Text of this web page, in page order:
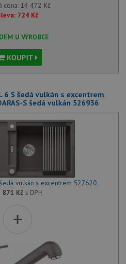
cena: 14 472 Kč
724 Kč
U VÝROBCE
KOUPIT
6 S šedá vulkán s excentrem
S šedá vulkán 526936
vulkán s excentrem 527620
871 Kčs DPH
+